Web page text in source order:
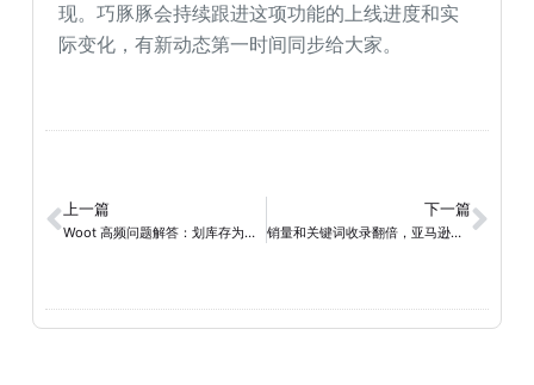
现。巧豚豚会持续跟进这项功能的上线进度和实
际变化，有新动态第一时间同步给大家。
上一篇
Woot 高频问题解答：划库存为什么不是马上扣？到底该怎么看进度？
下一篇
销量和关键词收录翻倍，亚马逊高垄断类目老品如何利用 Woot BD 突破增长瓶颈？